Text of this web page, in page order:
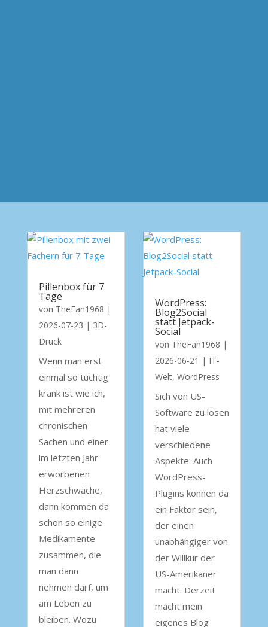
Pillenbox für 7
Tage
von TheFan1968 |
2026-07-23 | 3D-
Druck
Wenn man erst
einmal so tüchtig
krank ist wie ich,
mit mehreren
chronischen
Sachen und einer
im letzten Jahr
erworbenen
Herzschwäche,
dann kommen da
schon so einige
Medikamente
zusammen, die
man dann
nehmen darf, um
am Leben zu
bleiben. Wozu
WordPress:
Blog2Social
statt Jetpack-
Social
von TheFan1968 |
2026-06-21 | IT-
Welt, WordPress
Sich von US-
Software zu lösen
hat viele
verschiedene
Aspekte: Auch
WordPress-
Plugins können da
ein Faktor sein,
der einen
unabhängiger von
der Willkür der
US-Amerikaner
macht. Derzeit
macht mein
eigenes Blog